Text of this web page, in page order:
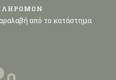
από το κατάστημα